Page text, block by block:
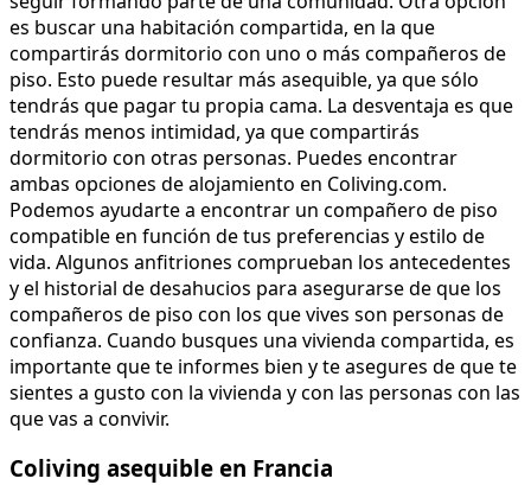
es buscar una habitación compartida, en la que
compartirás dormitorio con uno o más compañeros de
piso. Esto puede resultar más asequible, ya que sólo
tendrás que pagar tu propia cama. La desventaja es que
tendrás menos intimidad, ya que compartirás
dormitorio con otras personas. Puedes encontrar
ambas opciones de alojamiento en Coliving.com.
Podemos ayudarte a encontrar un compañero de piso
compatible en función de tus preferencias y estilo de
vida. Algunos anfitriones comprueban los antecedentes
y el historial de desahucios para asegurarse de que los
compañeros de piso con los que vives son personas de
confianza. Cuando busques una vivienda compartida, es
importante que te informes bien y te asegures de que te
sientes a gusto con la vivienda y con las personas con las
que vas a convivir.
Coliving asequible en Francia